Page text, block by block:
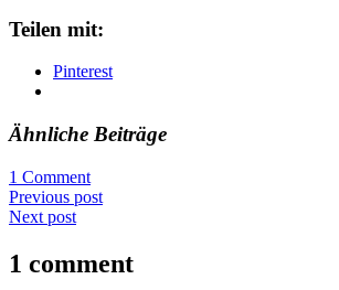
Teilen mit:
Pinterest
Ähnliche Beiträge
1 Comment
Previous post
Next post
1 comment